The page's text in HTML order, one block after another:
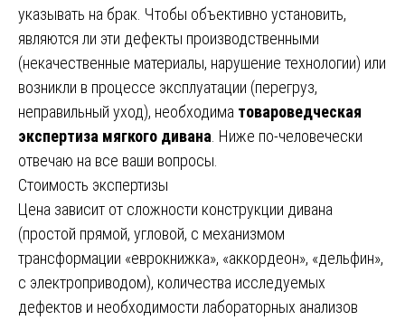
указывать на брак. Чтобы объективно установить,
являются ли эти дефекты производственными
(некачественные материалы, нарушение технологии) или
возникли в процессе эксплуатации (перегруз,
неправильный уход), необходима товароведческая
экспертиза мягкого дивана . Ниже по-человечески
отвечаю на все ваши вопросы.
Стоимость экспертизы
Цена зависит от сложности конструкции дивана
(простой прямой, угловой, с механизмом
трансформации «еврокнижка», «аккордеон», «дельфин»,
с электроприводом), количества исследуемых
дефектов и необходимости лабораторных анализов